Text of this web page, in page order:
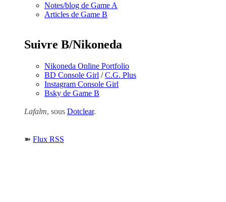
Notes/blog de Game A
Articles de Game B
Suivre B/Nikoneda
Nikoneda Online Portfolio
BD Console Girl /C.G. Plus
Instagram Console Girl
Bsky de Game B
Lafalm, sous Dotclear.
➽ Flux RSS